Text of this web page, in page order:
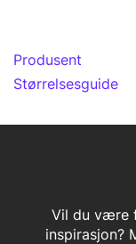
Produsent
Størrelsesguide
Vil du være
inspirasjon?